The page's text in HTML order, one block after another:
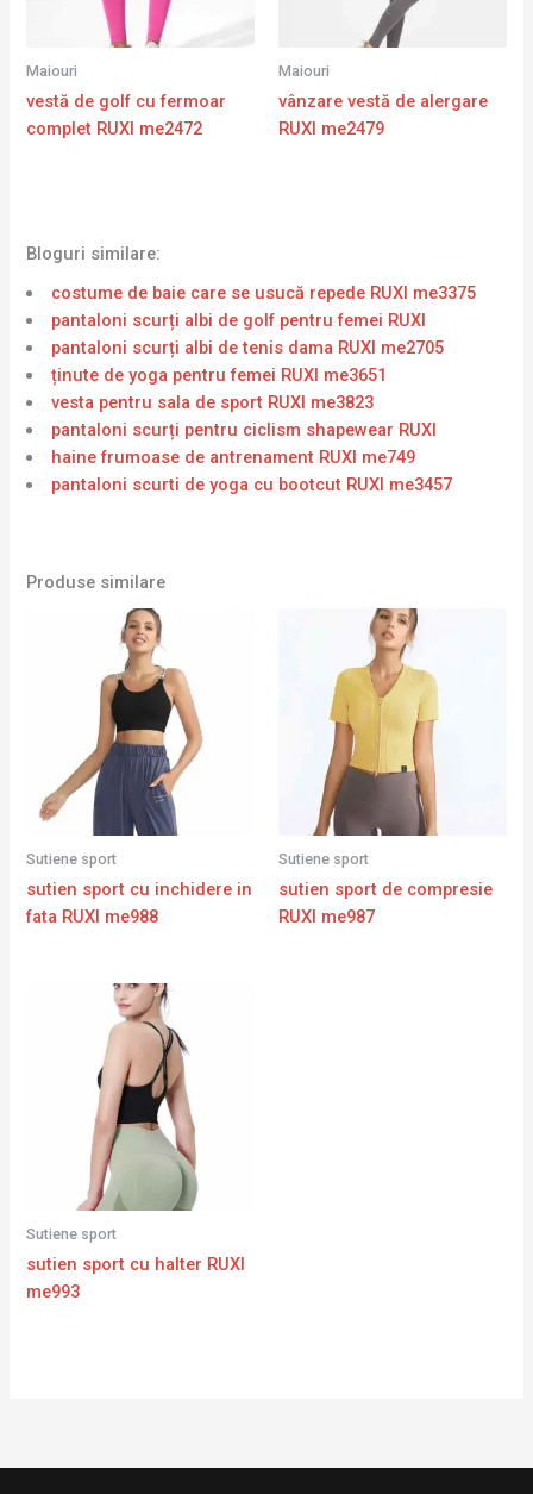
Maiouri
vestă de golf cu fermoar
complet RUXI me2472
Maiouri
vânzare vestă de alergare
RUXI me2479
Bloguri similare:
costume de baie care se usucă repede RUXI me3375
pantaloni scurți albi de golf pentru femei RUXI
pantaloni scurți albi de tenis dama RUXI me2705
ținute de yoga pentru femei RUXI me3651
vesta pentru sala de sport RUXI me3823
pantaloni scurți pentru ciclism shapewear RUXI
haine frumoase de antrenament RUXI me749
pantaloni scurti de yoga cu bootcut RUXI me3457
Produse similare
Sutiene sport
sutien sport cu inchidere in
fata RUXI me988
Sutiene sport
sutien sport de compresie
RUXI me987
Sutiene sport
sutien sport cu halter RUXI
me993